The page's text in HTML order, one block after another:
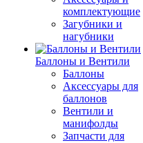
комплектующие
Загубники и
нагубники
Баллоны и Вентили
Баллоны
Аксессуары для
баллонов
Вентили и
манифолды
Запчасти для